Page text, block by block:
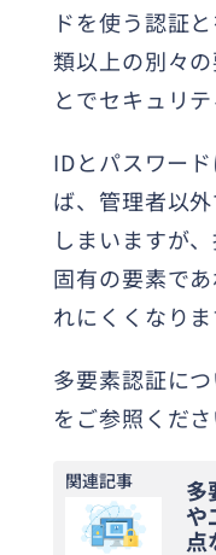
ドを使う認証
類以上の別々
とでセキュリ
IDとパスワー
ば、管理者以
しまいますが
固有の要素で
れにくくなりま
多要素認証に
をご参照くださ
関連記事
多
や
点